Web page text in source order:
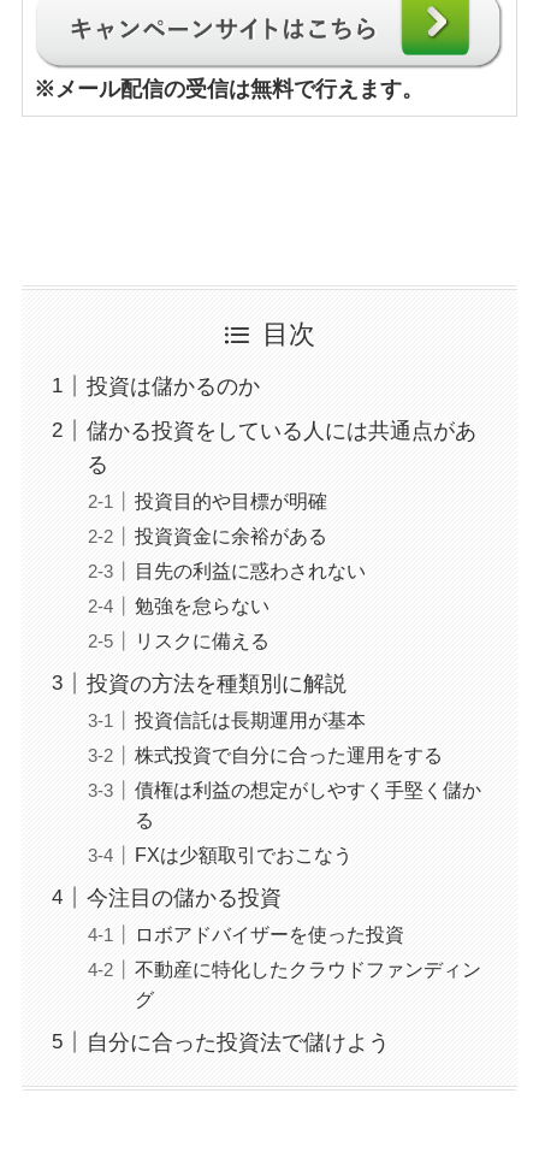
※メール配信の受信は無料で行えます。
目次
投資は儲かるのか
儲かる投資をしている人には共通点があ
る
投資目的や目標が明確
投資資金に余裕がある
目先の利益に惑わされない
勉強を怠らない
リスクに備える
投資の方法を種類別に解説
投資信託は長期運用が基本
株式投資で自分に合った運用をする
債権は利益の想定がしやすく手堅く儲か
る
FXは少額取引でおこなう
今注目の儲かる投資
ロボアドバイザーを使った投資
不動産に特化したクラウドファンディン
グ
自分に合った投資法で儲けよう